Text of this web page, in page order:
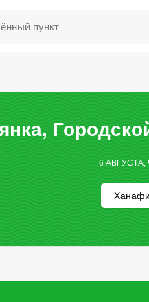
6 АВГУСТА,